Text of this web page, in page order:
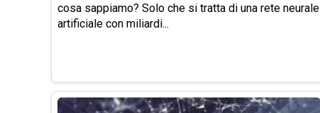
cosa sappiamo? Solo che si tratta di una rete neurale
artificiale con miliardi...